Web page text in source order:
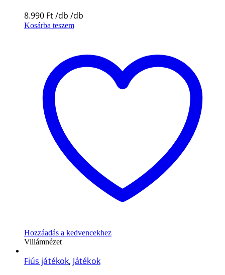
8.990 Ft
Kosárba teszem
Hozzáadás a kedvencekhez
Villámnézet
Fiús játékok, Játékok